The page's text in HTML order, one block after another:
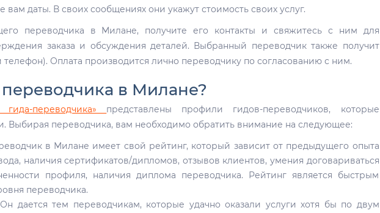
вам даты. В своих сообщениях они укажут стоимость своих услуг.
переводчика в Милане, получите его контакты и свяжитесь с ним для
заказа и обсуждения деталей. Выбранный переводчик также получит
Оплата производится лично переводчику по согласованию с ним.
в Милане?
гида-переводчика» представлены профили гидов-переводчиков, которые
Выбирая переводчика, вам необходимо обратить внимание на следующее:
в Милане имеет свой рейтинг, который зависит от предыдущего опыта
наличия сертификатов/дипломов, отзывов клиентов, умения договариваться
профиля, наличия диплома переводчика. Рейтинг является быстрым
переводчика.
дается тем переводчикам, которые удачно оказали услуги хотя бы по двум